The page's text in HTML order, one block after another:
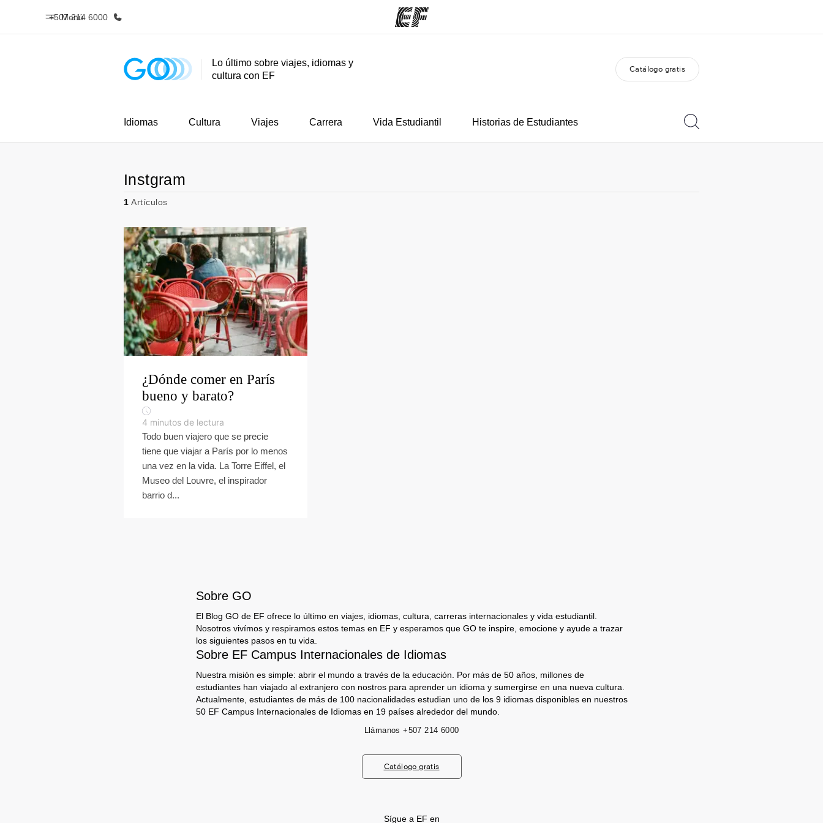
Menú
+507 214 6000
Inicio Programas Trabajos
Lo último sobre viajes, idiomas y
cultura con EF
Catálogo gratis
Idiomas Cultura Viajes Carrera Vida Estudiantil Historias de Estudiantes
Instgram
1 Artículos
¿Dónde comer en París
bueno y barato?
4 minutos de lectura
Todo buen viajero que se precie
tiene que viajar a París por lo menos
una vez en la vida. La Torre Eiffel, el
Museo del Louvre, el inspirador
barrio d...
Sobre GO
El Blog GO de EF ofrece lo último en viajes, idiomas, cultura, carreras internacionales y vida estudiantil.
Nosotros vivímos y respiramos estos temas en EF y esperamos que GO te inspire, emocione y ayude a trazar
los siguientes pasos en tu vida.
Sobre EF Campus Internacionales de Idiomas
Nuestra misión es simple: abrir el mundo a través de la educación. Por más de 50 años, millones de
estudiantes han viajado al extranjero con nostros para aprender un idioma y sumergirse en una nueva cultura.
Actualmente, estudiantes de más de 100 nacionalidades estudian uno de los 9 idiomas disponibles en nuestros
50 EF Campus Internacionales de Idiomas en 19 países alrededor del mundo.
Llámanos +507 214 6000
Catálogo gratis
Sígue a EF en